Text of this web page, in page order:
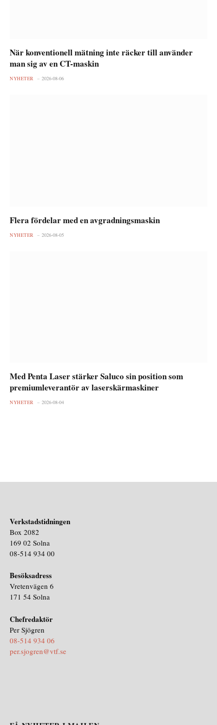
När konventionell mätning inte räcker till använder
man sig av en CT-maskin
NYHETER 2026-08-06
Flera fördelar med en avgradningsmaskin
NYHETER 2026-08-05
Med Penta Laser stärker Saluco sin position som
premiumleverantör av laserskärmaskiner
NYHETER 2026-08-04
Verkstadstidningen
Box 2082
169 02 Solna
08-514 934 00
Besöksadress
Vretenvägen 6
171 54 Solna
Chefredaktör
Per Sjögren
08-514 934 06
per.sjogren@vtf.se